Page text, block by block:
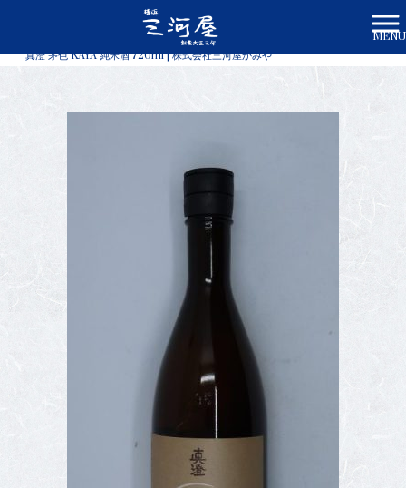
MENU
商品一覧
真澄 茅色 KAYA 純米酒 720ml | 株式会社三河屋かみや